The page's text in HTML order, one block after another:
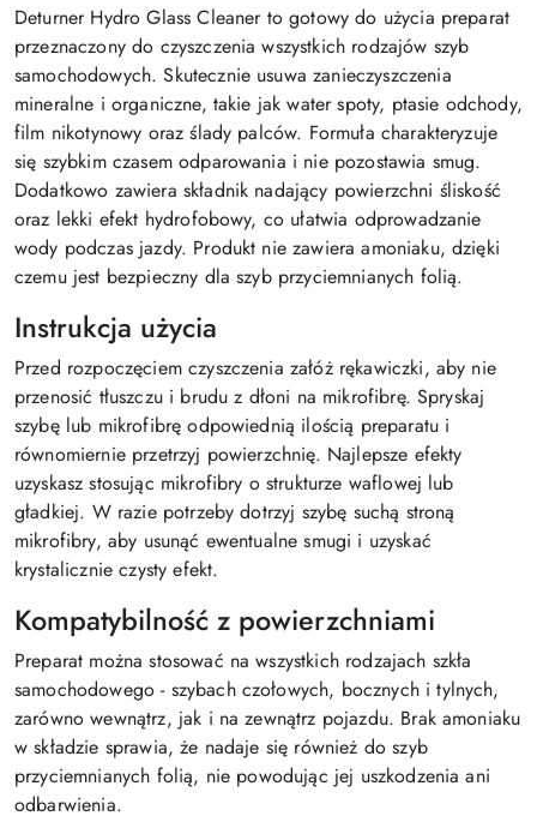
Deturner Hydro Glass Cleaner to gotowy do użycia preparat
przeznaczony do czyszczenia wszystkich rodzajów szyb
samochodowych. Skutecznie usuwa zanieczyszczenia
mineralne i organiczne, takie jak water spoty, ptasie odchody,
film nikotynowy oraz ślady palców. Formuła charakteryzuje
się szybkim czasem odparowania i nie pozostawia smug.
Dodatkowo zawiera składnik nadający powierzchni śliskość
oraz lekki efekt hydrofobowy, co ułatwia odprowadzanie
wody podczas jazdy. Produkt nie zawiera amoniaku, dzięki
czemu jest bezpieczny dla szyb przyciemnianych folią.
Instrukcja użycia
Przed rozpoczęciem czyszczenia załóż rękawiczki, aby nie
przenosić tłuszczu i brudu z dłoni na mikrofibrę. Spryskaj
szybę lub mikrofibrę odpowiednią ilością preparatu i
równomiernie przetrzyj powierzchnię. Najlepsze efekty
uzyskasz stosując mikrofibry o strukturze waflowej lub
gładkiej. W razie potrzeby dotrzyj szybę suchą stroną
mikrofibry, aby usunąć ewentualne smugi i uzyskać
krystalicznie czysty efekt.
Kompatybilność z powierzchniami
Preparat można stosować na wszystkich rodzajach szkła
samochodowego - szybach czołowych, bocznych i tylnych,
zarówno wewnątrz, jak i na zewnątrz pojazdu. Brak amoniaku
w składzie sprawia, że nadaje się również do szyb
przyciemnianych folią, nie powodując jej uszkodzenia ani
odbarwienia.